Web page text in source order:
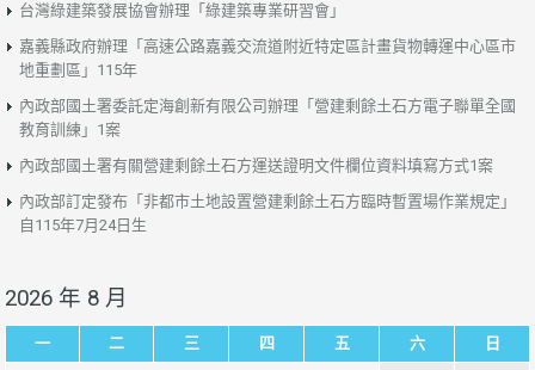
台灣綠建築發展協會辦理「綠建築專業研習會」
嘉義縣政府辦理「高速公路嘉義交流道附近特定區計畫貨物轉運中心區市
地重劃區」115年
內政部國土署委託定海創新有限公司辦理「營建剩餘土石方電子聯單全國
教育訓練」1案
內政部國土署有關營建剩餘土石方運送證明文件欄位資料填寫方式1案
內政部訂定發布「非都市土地設置營建剩餘土石方臨時暫置場作業規定」
自115年7月24日生
2026 年 8 月
一 二 三 四 五 六 日